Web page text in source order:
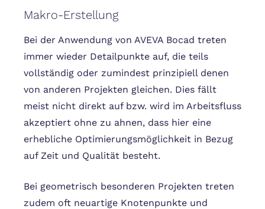
Makro-Erstellung
Bei der Anwendung von AVEVA Bocad treten
immer wieder Detailpunkte auf, die teils
vollständig oder zumindest prinzipiell denen
von anderen Projekten gleichen. Dies fällt
meist nicht direkt auf bzw. wird im Arbeitsfluss
akzeptiert ohne zu ahnen, dass hier eine
erhebliche Optimierungsmöglichkeit in Bezug
auf Zeit und Qualität besteht.
Bei geometrisch besonderen Projekten treten
zudem oft neuartige Knotenpunkte und